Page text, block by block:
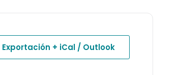
Exportación + iCal / Outlook